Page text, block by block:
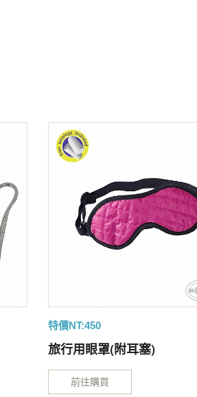
特價NT:450
旅行用眼罩(附耳塞)
前往購買